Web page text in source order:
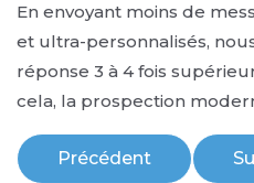
En envoyant moins de
et ultra-personnalisés,
réponse 3 à 4 fois
cela, la prospection
Article précédent :
Précédent